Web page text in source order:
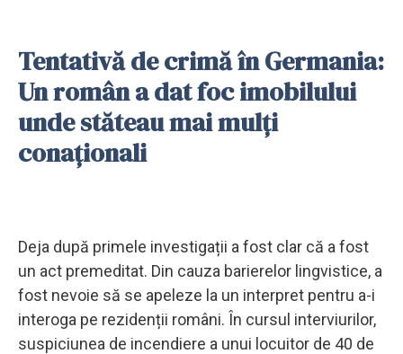
Tentativă de crimă în Germania:
Un român a dat foc imobilului
unde stăteau mai mulți
conaționali
Deja după primele investigații a fost clar că a fost
un act premeditat. Din cauza barierelor lingvistice, a
fost nevoie să se apeleze la un interpret pentru a-i
interoga pe rezidenții români. În cursul interviurilor,
suspiciunea de incendiere a unui locuitor de 40 de